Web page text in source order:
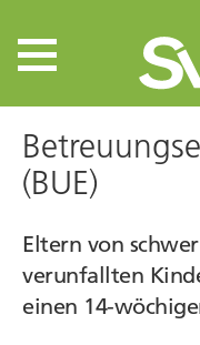
(BUE)
Eltern von
verunfallten
einen 14-